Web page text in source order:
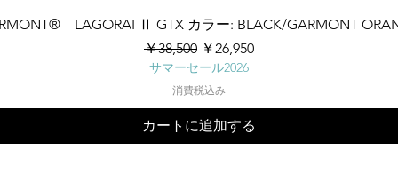
クイックビュー
LAGORAI Ⅱ GTX カラー: BLACK/GARMONT
通常価格
￥38,500 セール価格
￥26,950
サマーセール2026
消費税込み
カートに追加する